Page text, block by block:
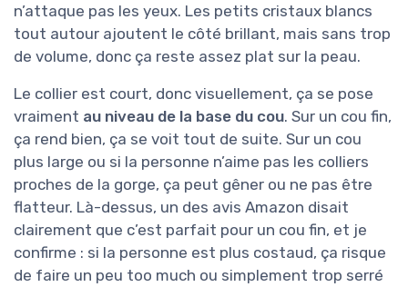
n’attaque pas les yeux. Les petits cristaux blancs
tout autour ajoutent le côté brillant, mais sans trop
de volume, donc ça reste assez plat sur la peau.
Le collier est court, donc visuellement, ça se pose
vraiment au niveau de la base du cou. Sur un cou fin,
ça rend bien, ça se voit tout de suite. Sur un cou
plus large ou si la personne n’aime pas les colliers
proches de la gorge, ça peut gêner ou ne pas être
flatteur. Là-dessus, un des avis Amazon disait
clairement que c’est parfait pour un cou fin, et je
confirme : si la personne est plus costaud, ça risque
de faire un peu too much ou simplement trop serré